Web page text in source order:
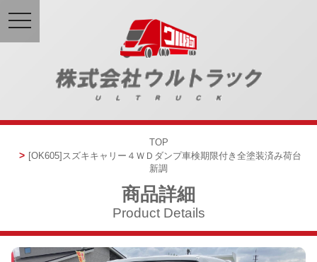
TOP
[OK605] スズキキャリー ４ＷＤダンプ車検期限付き 全塗装済み荷台
新調
商品詳細
Product Details
toggle
navigation